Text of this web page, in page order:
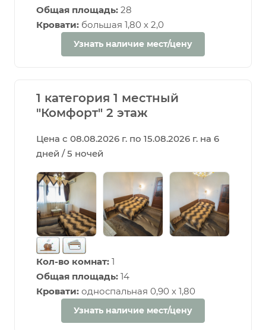
Общая площадь: 28
Кровати: большая 1,80 х 2,0
Узнать наличие мест/цену
1 категория 1 местный
"Комфорт" 2 этаж
Цена с 08.08.2026 г. по 15.08.2026 г. на 6
дней / 5 ночей
Кол-во комнат: 1
Общая площадь: 14
Кровати: односпальная 0,90 х 1,80
Узнать наличие мест/цену